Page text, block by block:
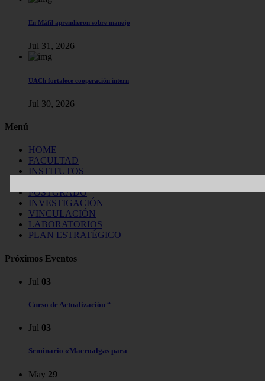
En Máfil aprendieron sobre manejo
Jul 31, 2026
UACh fortalece cooperación intern
Jul 30, 2026
Menú
HOME
FACULTAD
INSTITUTOS
POSTGRADO
INVESTIGACIÓN
VINCULACIÓN
LABORATORIOS
PLAN ESTRATÉGICO
Próximos Eventos
Jul 03
Curso de Actualización “
Jul 03
Seminario «Macroalgas para
May 29